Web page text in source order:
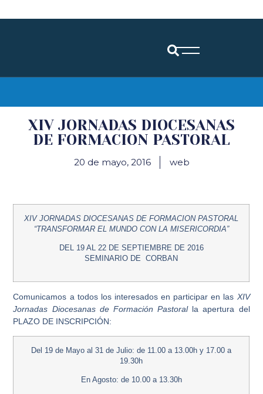
XIV JORNADAS DIOCESANAS
DE FORMACION PASTORAL
20 de mayo, 2016 web
XIVJORNADAS DIOCESANAS DE FORMACION PASTORAL
“TRANSFORMAR EL MUNDO CON LA MISERICORDIA”
DEL 19 AL 22 DE SEPTIEMBRE DE 2016
SEMINARIO DE CORBAN
Comunicamos a todos los interesados en participar en las XIV
Jornadas Diocesanas de Formación Pastoralla apertura del
PLAZO DE INSCRIPCIÓN:
Del 19 de Mayo al 31 de Julio: de 11.00 a 13.00h y 17.00 a
19.30h
En Agosto: de 10.00 a 13.30h